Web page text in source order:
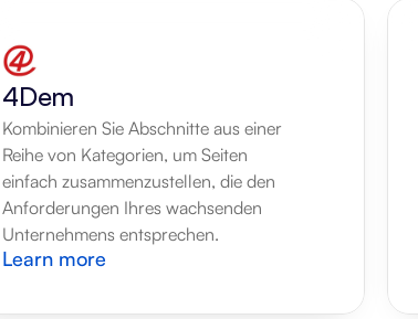
4Dem
Kombinieren Sie Abschnitte aus einer
Reihe von Kategorien, um Seiten
einfach zusammenzustellen, die den
Anforderungen Ihres wachsenden
Unternehmens entsprechen.
Learn more